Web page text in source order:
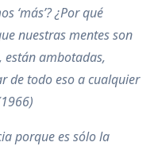
‘más’? ¿Por qué
nuestras mentes son
están ambotadas,
de todo eso a cualquier
porque es sólo la